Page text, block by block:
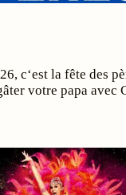
c‘est la fête des
votre papa avec